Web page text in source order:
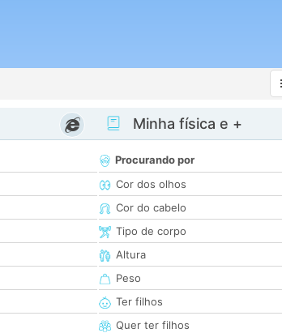
Minha física e +
Procurando por
Cor dos olhos
Cor do cabelo
Tipo de corpo
Altura
Peso
Ter filhos
Quer ter filhos